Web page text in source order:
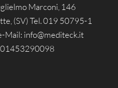
Marconi, 146
(SV) Tel. 019 50795-1
Mail: info@mediteck.it
01453290098